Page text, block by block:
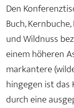
Den
Buch,
und Wildnuss
einem höheren
markantere
hingegen ist das
durch eine